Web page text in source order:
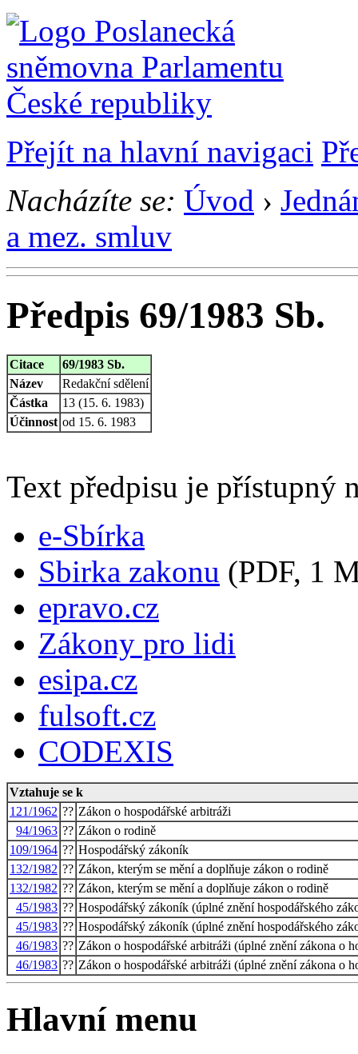
Přejít na hlavní navigaci
Nacházíte se: Úvod ›
a mez. smluv
Předpis 69/1983 Sb.
Citace
69/1983 Sb.
Název
Redakční sdělení
Částka
13 (15. 6. 1983)
Účinnost od 15. 6. 1983
Text předpisu je přístupný
e-Sbírka
Sbirka zakonu (PDF, 1
epravo.cz
Zákony pro lidi
esipa.cz
fulsoft.cz
CODEXIS
Vztahuje se k
121/1962 ?? Zákon o hospodářské arbitráži
94/1963 ?? Zákon o rodině
109/1964 ?? Hospodářský zákoník
132/1982 ?? Zákon, kterým se mění a doplňuje zákon o rodině
132/1982 ?? Zákon, kterým se mění a doplňuje zákon o rodině
45/1983 ?? Hospodářský zákoník (úplné znění hospodářského
45/1983 ?? Hospodářský zákoník (úplné znění hospodářského
46/1983 ?? Zákon o hospodářské arbitráži (úplné znění zákona o
46/1983 ?? Zákon o hospodářské arbitráži (úplné znění zákona o
Hlavní menu